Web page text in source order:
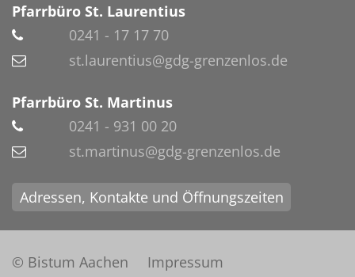
Pfarrbüro St. Laurentius
0241 - 17 17 70
st.laurentius@gdg-grenzenlos.de
Pfarrbüro St. Martinus
0241 - 931 00 20
st.martinus@gdg-grenzenlos.de
Adressen, Kontakte und Öffnungszeiten
© Bistum Aachen
Impressum